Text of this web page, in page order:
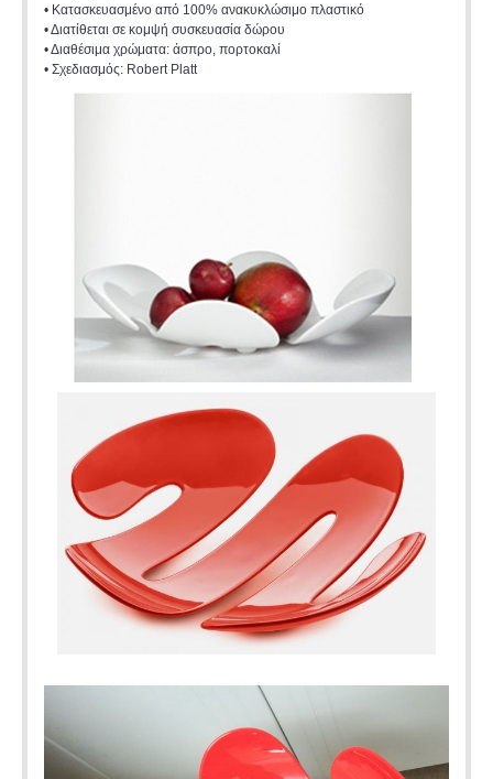
• Κατασκευασμένο από 100% ανακυκλώσιμο πλαστικό
• Διατίθεται σε κομψή συσκευασία δώρου
• Διαθέσιμα χρώματα: άσπρο, πορτοκαλί
• Σχεδιασμός: Robert Platt